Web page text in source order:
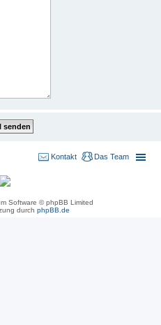
Das Team
Kontakt
Software © phpBB Limited
durch phpBB.de